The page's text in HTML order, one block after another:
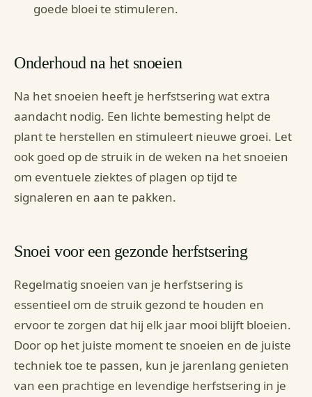
goede bloei te stimuleren.
Onderhoud na het snoeien
Na het snoeien heeft je herfstsering wat extra
aandacht nodig. Een lichte bemesting helpt de
plant te herstellen en stimuleert nieuwe groei. Let
ook goed op de struik in de weken na het snoeien
om eventuele ziektes of plagen op tijd te
signaleren en aan te pakken.
Snoei voor een gezonde herfstsering
Regelmatig snoeien van je herfstsering is
essentieel om de struik gezond te houden en
ervoor te zorgen dat hij elk jaar mooi blijft bloeien.
Door op het juiste moment te snoeien en de juiste
techniek toe te passen, kun je jarenlang genieten
van een prachtige en levendige herfstsering in je